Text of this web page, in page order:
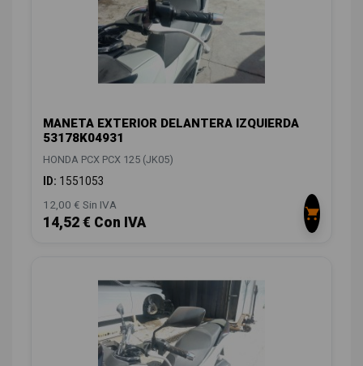
MANETA EXTERIOR DELANTERA IZQUIERDA
53178K04931
HONDA PCX PCX 125 (JK05)
ID: 1551053
12,00 € Sin IVA
14,52 € Con IVA